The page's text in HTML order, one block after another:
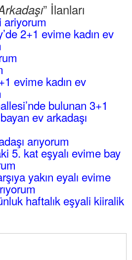
” İlanları
ariyorum
2+1 evime kadın ev
evime kadın ev
bulunan 3+1
ev arkadaşı
arıyorum
5. kat eşyalı evime bay
yakın eyalı evime
haftalık eşyali kiiralik